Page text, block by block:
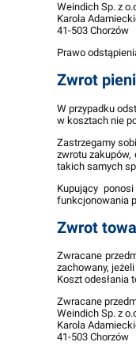
Weindich Sp. z
Karola
41-503 Chorzów
Prawo
Zwrot
W przypadku
w kosztach nie
Zastrzegamy
zwrotu zakupów,
takich samych
Kupujący
funkcjonowania
Zwrot
Zwracane
zachowany,
Koszt odesłania
Zwracane
Weindich Sp. z
Karola
41-503 Chorzów